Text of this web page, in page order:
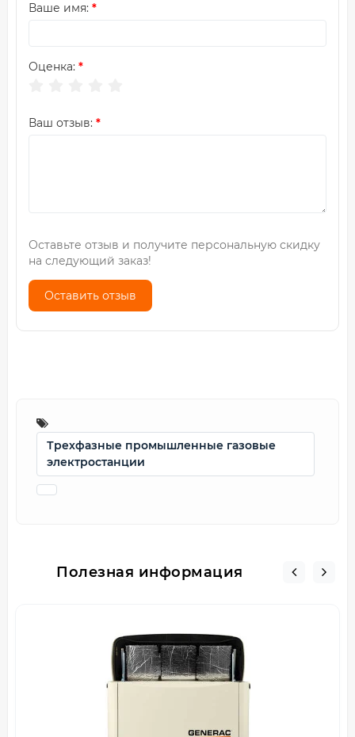
Ваше имя:
Оценка:
Ваш отзыв:
Оставьте отзыв и получите персональную скидку
на следующий заказ!
Оставить отзыв
Трехфазные промышленные газовые
электростанции
Полезная информация